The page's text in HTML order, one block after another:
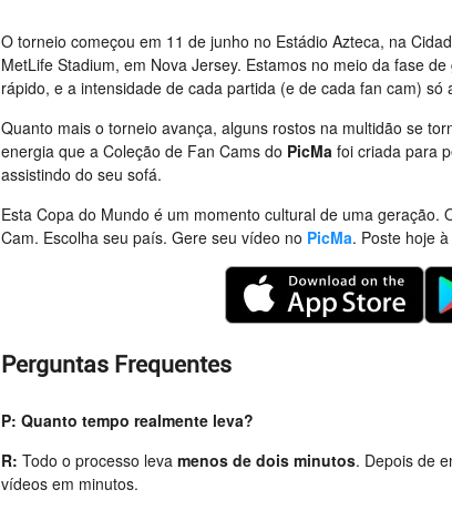
O torneio começou em 11 de junho no Estádio Azteca, na
MetLife Stadium, em Nova Jersey. Estamos no meio da fase
rápido, e a intensidade de cada partida (e de cada fan cam) só
Quanto mais o torneio avança, alguns rostos na multidão se
energia que a Coleção de Fan Cams do PicMa foi criada para
assistindo do seu sofá.
Esta Copa do Mundo é um momento cultural de uma
Cam. Escolha seu país. Gere seu vídeo no PicMa. Poste hoje
Perguntas Frequentes
P: Quanto tempo realmente leva?
R: Todo o processo levamenos de dois minutos. Depois de
vídeos em minutos.